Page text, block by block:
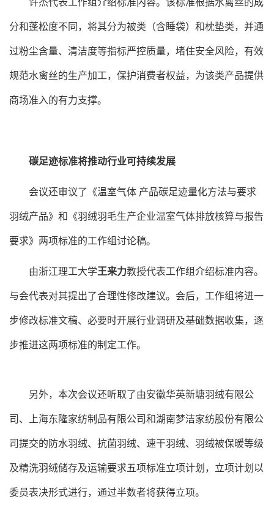
许杰代表工作组介绍标准内容。该标准根据水禽丝的成
分和蓬松度不同，将其分为被类（含睡袋）和枕垫类，并通
过粉尘含量、清洁度等指标严控质量，堵住安全风险，有效
规范水禽丝的生产加工，保护消费者权益，为该类产品提供
商场准入的有力支撑。
碳足迹标准将推动行业可持续发展
会议还审议了《温室气体 产品碳足迹量化方法与要求
羽绒产品》和《羽绒羽毛生产企业温室气体排放核算与报告
要求》两项标准的工作组讨论稿。
由浙江理工大学王来力教授代表工作组介绍标准内容。
与会代表对其提出了合理性修改建议。会后，工作组将进一
步修改标准文稿、必要时开展行业调研及基础数据收集，逐
步推进这两项标准的制定工作。
另外，本次会议还听取了由安徽华英新塘羽绒有限公
司、上海东隆家纺制品有限公司和湖南梦洁家纺股份有限公
司提交的防水羽绒、抗菌羽绒、速干羽绒、羽绒被保暖等级
及精洗羽绒储存及运输要求五项标准立项计划，立项计划以
委员表决形式进行，通过半数者将获得立项。